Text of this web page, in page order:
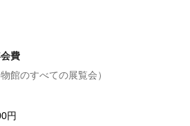
費
館のすべての展覧会）
円